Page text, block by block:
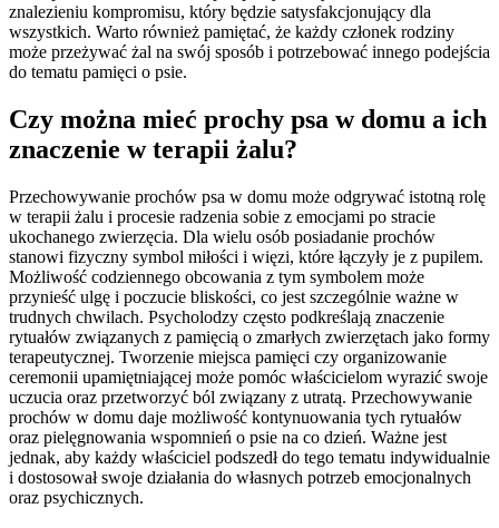
znalezieniu kompromisu, który będzie satysfakcjonujący dla
wszystkich. Warto również pamiętać, że każdy członek rodziny
może przeżywać żal na swój sposób i potrzebować innego podejścia
do tematu pamięci o psie.
Czy można mieć prochy psa w domu a ich
znaczenie w terapii żalu?
Przechowywanie prochów psa w domu może odgrywać istotną rolę
w terapii żalu i procesie radzenia sobie z emocjami po stracie
ukochanego zwierzęcia. Dla wielu osób posiadanie prochów
stanowi fizyczny symbol miłości i więzi, które łączyły je z pupilem.
Możliwość codziennego obcowania z tym symbolem może
przynieść ulgę i poczucie bliskości, co jest szczególnie ważne w
trudnych chwilach. Psycholodzy często podkreślają znaczenie
rytuałów związanych z pamięcią o zmarłych zwierzętach jako formy
terapeutycznej. Tworzenie miejsca pamięci czy organizowanie
ceremonii upamiętniającej może pomóc właścicielom wyrazić swoje
uczucia oraz przetworzyć ból związany z utratą. Przechowywanie
prochów w domu daje możliwość kontynuowania tych rytuałów
oraz pielęgnowania wspomnień o psie na co dzień. Ważne jest
jednak, aby każdy właściciel podszedł do tego tematu indywidualnie
i dostosował swoje działania do własnych potrzeb emocjonalnych
oraz psychicznych.